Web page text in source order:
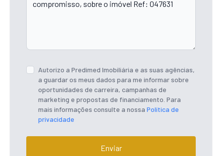
Autorizo a Predimed Imobiliária e as suas agências,
a guardar os meus dados para me informar sobre
oportunidades de carreira, campanhas de
marketing e propostas de financiamento. Para
mais informações consulte a nossa Política de
privacidade
Enviar